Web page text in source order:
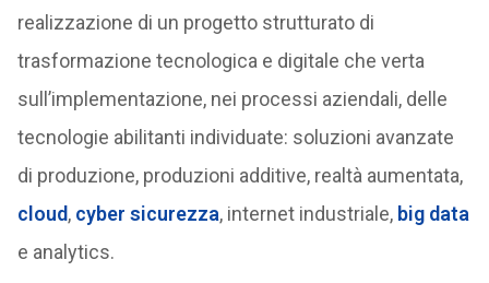
realizzazione di un progetto strutturato di
trasformazione tecnologica e digitale che verta
sull’implementazione, nei processi aziendali, delle
tecnologie abilitanti individuate: soluzioni avanzate
di produzione, produzioni additive, realtà aumentata,
cloud, cyber sicurezza, internet industriale, big data
e analytics.